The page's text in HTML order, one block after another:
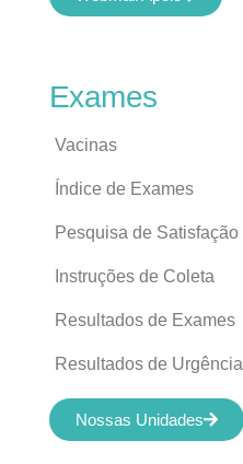
Exames
Vacinas
Índice de Exames
Pesquisa de Satisfação
Instruções de Coleta
Resultados de Exames
Resultados de Urgência
Nossas Unidades